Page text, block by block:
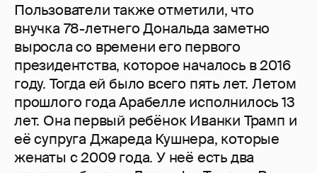
Пользователи также отметили, что
внучка 78-летнего Дональда заметно
выросла со времени его первого
президентства, которое началось в 2016
году. Тогда ей было всего пять лет. Летом
прошлого года Арабелле исполнилось 13
лет. Она первый ребёнок Иванки Трамп и
её супруга Джареда Кушнера, которые
женаты с 2009 года. У неё есть два